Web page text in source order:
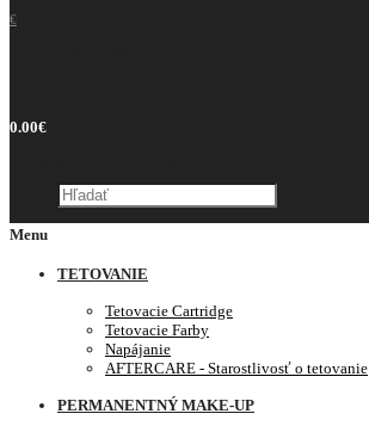
€
0.00€
Menu
TETOVANIE
Tetovacie Cartridge
Tetovacie Farby
Napájanie
AFTERCARE - Starostlivosť o tetovanie
PERMANENTNÝ MAKE-UP